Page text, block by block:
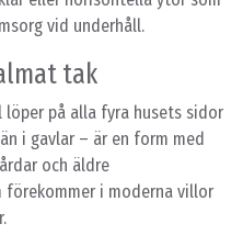
vid underhåll.
tak
på alla fyra husets sidor
i gavlar – är en form med
och äldre
förekommer i moderna villor